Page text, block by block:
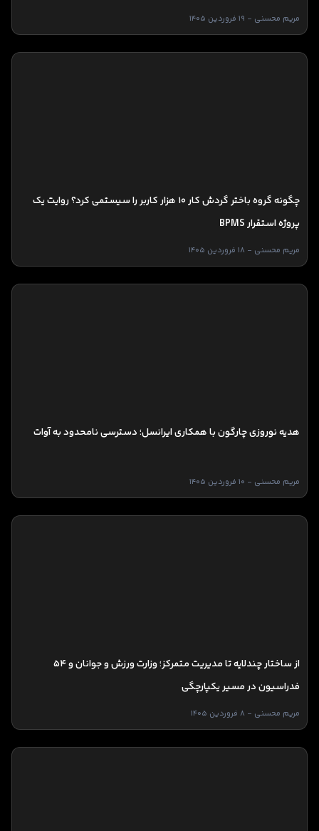
مریم محسنی - 19 فروردین 1405
چگونه گروه باختر گردش کار ۱۰ هزار کاربر را سیستمی کرد؟ روایت یک
پروژه استقرار BPMS
مریم محسنی - 18 فروردین 1405
هدیه نوروزی چارگون با همکاری ایرانسل؛ دسترسی نامحدود به آوات
مریم محسنی - 10 فروردین 1405
از ساختار چندلایه تا مدیریت متمرکز؛ وزارت ورزش و جوانان و ۵۴
فدراسیون در مسیر یکپارچگی
مریم محسنی - 8 فروردین 1405